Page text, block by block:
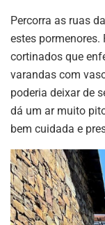
Percorra as ruas
estes pormenores.
cortinados que
varandas com
poderia deixar de
dá um ar muito
bem cuidada e